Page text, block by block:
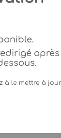
après
à le mettre à